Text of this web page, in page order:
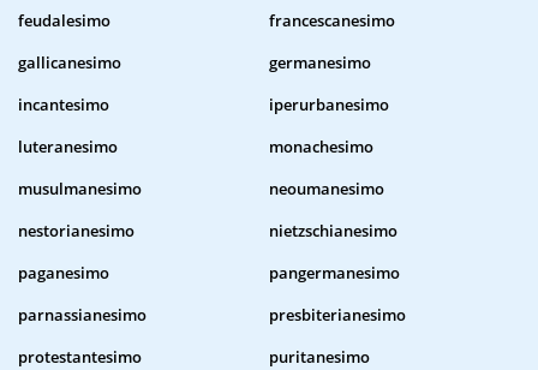
feudalesimo
francescanesimo
gallicanesimo
germanesimo
incantesimo
iperurbanesimo
luteranesimo
monachesimo
musulmanesimo
neoumanesimo
nestorianesimo
nietzschianesimo
paganesimo
pangermanesimo
parnassianesimo
presbiterianesimo
protestantesimo
puritanesimo